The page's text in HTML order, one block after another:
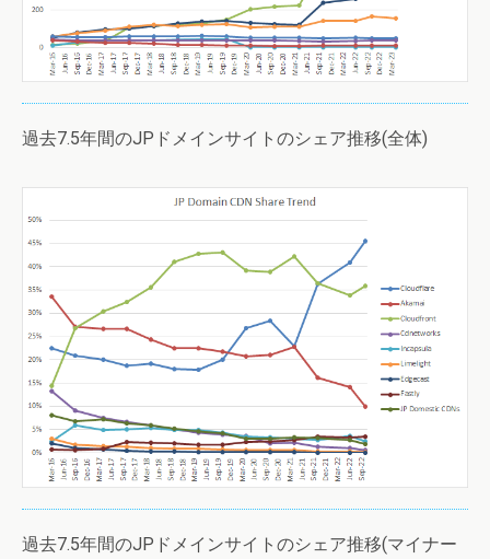
過去7.5年間のJPドメインサイトのシェア推移(全体)
過去7.5年間のJPドメインサイトのシェア推移(マイナー